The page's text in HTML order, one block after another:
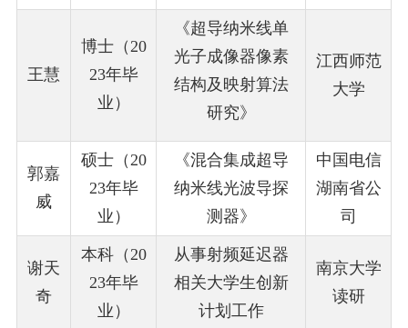
王慧
博士（20
23年毕
业）
《超导纳米线单
光子成像器像素
结构及映射算法
研究》
江西师范
大学
郭嘉
威
硕士（20
23年毕
业）
《混合集成超导
纳米线光波导探
测器》
中国电信
湖南省公
司
谢天
奇
本科（20
23年毕
业）
从事射频延迟器
相关大学生创新
计划工作
南京大学
读研